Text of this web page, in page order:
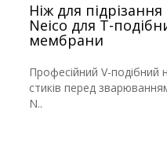
Ніж для
Neico для Т-
мембрани
Професійний V-подібний
стиків перед
N..